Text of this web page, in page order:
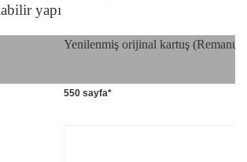
yapı
Yenilenmiş orijinal kartuş
550 sayfa*